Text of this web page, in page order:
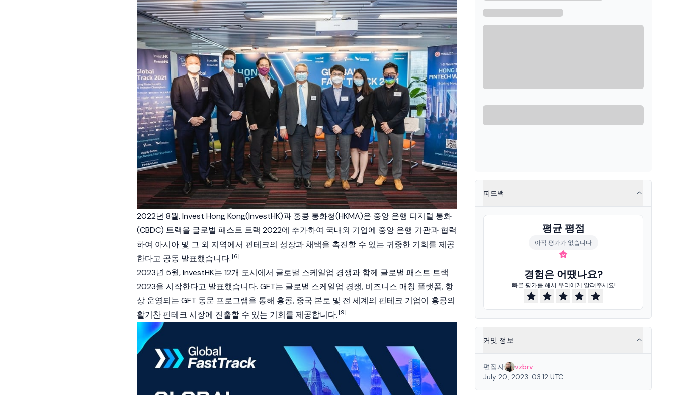
2022년 8월, Invest Hong Kong(InvestHK)과 홍콩 통화청(HKMA)은 중앙 은행 디지털 통화
(CBDC) 트랙을 글로벌 패스트 트랙 2022에 추가하여 국내외 기업에 중앙 은행 기관과 협력
하여 아시아 및 그 외 지역에서 핀테크의 성장과 채택을 촉진할 수 있는 귀중한 기회를 제공
한다고 공동 발표했습니다.[6]
2023년 5월, InvestHK는 12개 도시에서 글로벌 스케일업 경쟁과 함께 글로벌 패스트 트랙
2023을 시작한다고 발표했습니다. GFT는 글로벌 스케일업 경쟁, 비즈니스 매칭 플랫폼, 항
상 운영되는 GFT 동문 프로그램을 통해 홍콩, 중국 본토 및 전 세계의 핀테크 기업이 홍콩의
활기찬 핀테크 시장에 진출할 수 있는 기회를 제공합니다.[9]
피드백
평균 평점
아직 평가가 없습니다
경험은 어땠나요?
빠른 평가를 해서 우리에게 알려주세요!
커밋 정보
편집자
vzbrv
July 20, 2023. 03:12 UTC